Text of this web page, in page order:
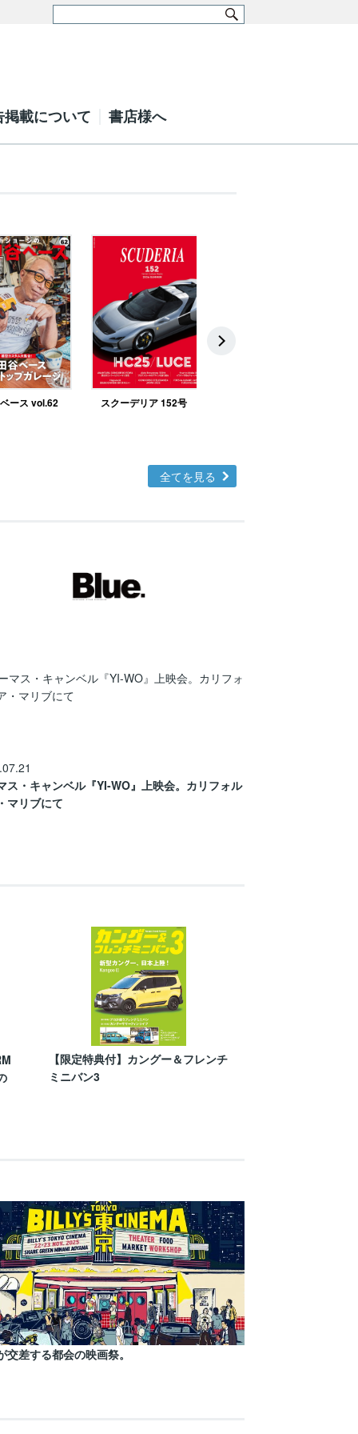
掲載について 書店様へ
ース vol.62 スクーデリア 152号
全てを見る
ス・キャンベル『YI-WO』上映会。カリフォル
マリブにて
【限定特典付】カングー＆フレンチ
ミニバン3
交差する都会の映画祭。